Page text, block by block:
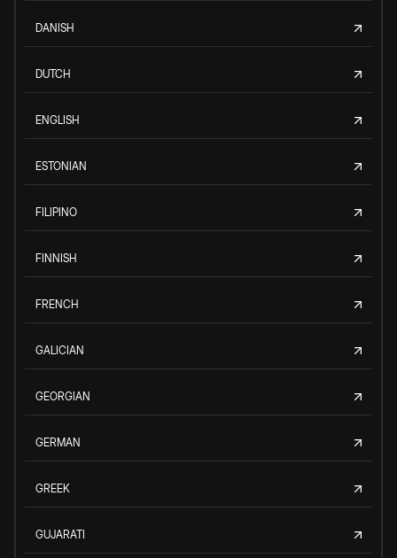
DANISH
DUTCH
ENGLISH
ESTONIAN
FILIPINO
FINNISH
FRENCH
GALICIAN
GEORGIAN
GERMAN
GREEK
GUJARATI